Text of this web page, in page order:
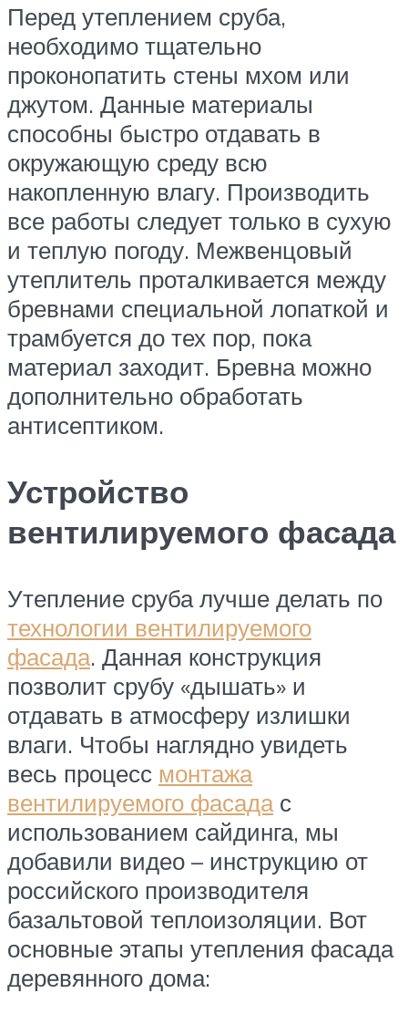
Перед утеплением сруба,
необходимо тщательно
проконопатить стены мхом или
джутом. Данные материалы
способны быстро отдавать в
окружающую среду всю
накопленную влагу. Производить
все работы следует только в сухую
и теплую погоду. Межвенцовый
утеплитель проталкивается между
бревнами специальной лопаткой и
трамбуется до тех пор, пока
материал заходит. Бревна можно
дополнительно обработать
антисептиком.
Устройство
вентилируемого фасада
Утепление сруба лучше делать по
технологии вентилируемого
фасада. Данная конструкция
позволит срубу «дышать» и
отдавать в атмосферу излишки
влаги. Чтобы наглядно увидеть
весь процесс монтажа
вентилируемого фасадас
использованием сайдинга, мы
добавили видео – инструкцию от
российского производителя
базальтовой теплоизоляции. Вот
основные этапы утепления фасада
деревянного дома: